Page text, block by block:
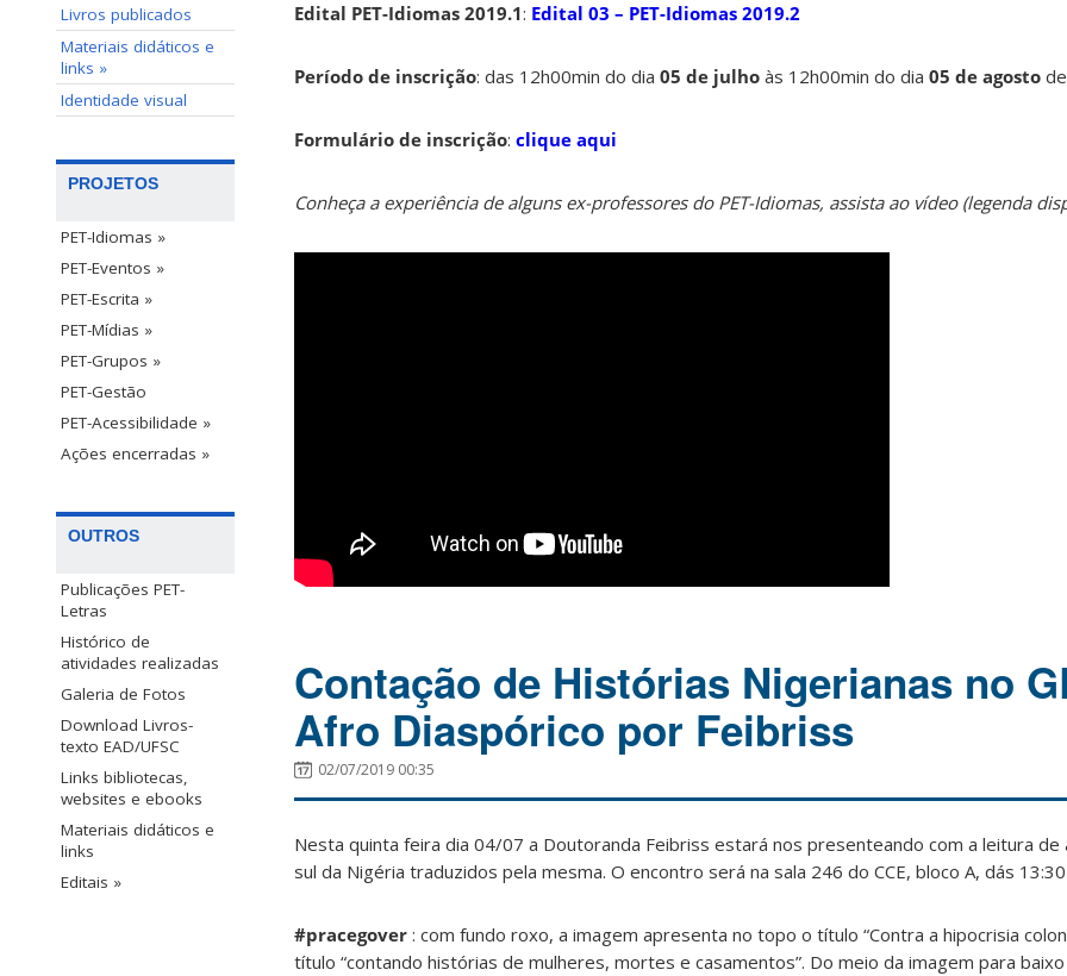
Livros publicados
Materiais didáticos e
links »
Identidade visual
PROJETOS
PET-Idiomas »
PET-Eventos »
PET-Escrita »
PET-Mídias »
PET-Grupos »
PET-Gestão
PET-Acessibilidade »
Ações encerradas »
OUTROS
Publicações PET-
Letras
Histórico de
atividades realizadas
Galeria de Fotos
Download Livros-
texto EAD/UFSC
Links bibliotecas,
websites e ebooks
Materiais didáticos e
links
Editais »
Edital PET-Idiomas 2019.1: Edital 03 – PET-Idiomas 2019.2
Período de inscrição: das 12h00min do dia 05 de julho às 12h00min do dia 05 de agosto
Formulário de inscrição: clique aqui
Conheça a experiência de alguns ex-professores do PET-Idiomas, assista ao vídeo (legenda
Contação de Histórias Nigerianas no
Afro Diaspórico por Feibriss
02/07/2019 00:35
Nesta quinta feira dia 04/07 a Doutoranda Feibriss estará nos presenteando com a leitura de
sul da Nigéria traduzidos pela mesma. O encontro será na sala 246 do CCE, bloco A, dás
#pracegover : com fundo roxo, a imagem apresenta no topo o título “Contra a hipocrisia
título “contando histórias de mulheres, mortes e casamentos”. Do meio da imagem para